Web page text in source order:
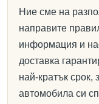
Ние сме на
направите
информация и
доставка
най-кратък
автомобила си